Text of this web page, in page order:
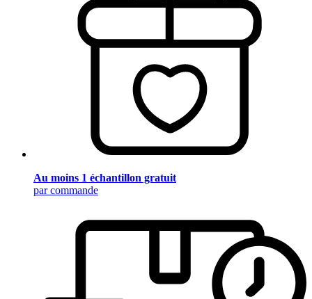
Au moins 1 échantillon gratuit
par commande